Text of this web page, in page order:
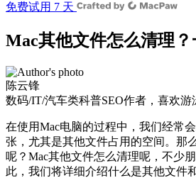
免费试用 7 天
Mac其他文件怎么清理？
陈云锋
数码/IT/汽车类科普SEO作者，喜欢游
在使用Mac电脑的过程中，我们经常
张，尤其是其他文件占用的空间。那
呢？Mac其他文件怎么清理呢，不少
此，我们将详细介绍什么是其他文件